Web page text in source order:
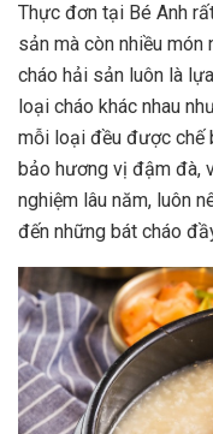
Thực đơn tại Bé Anh
sản mà còn nhiều món
cháo hải sản luôn là
loại cháo khác nhau
mỗi loại đều được chế
bảo hương vị đậm đà,
nghiệm lâu năm, luôn
đến những bát cháo